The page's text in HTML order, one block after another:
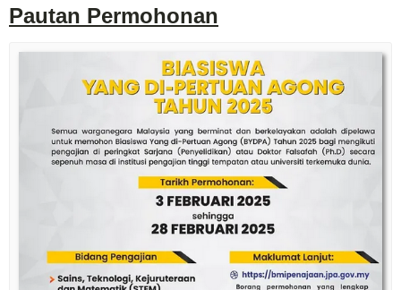
Pautan Permohonan